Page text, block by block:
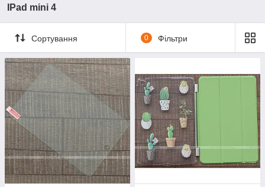
IPad mini 4
Сортування 0 Фільтри